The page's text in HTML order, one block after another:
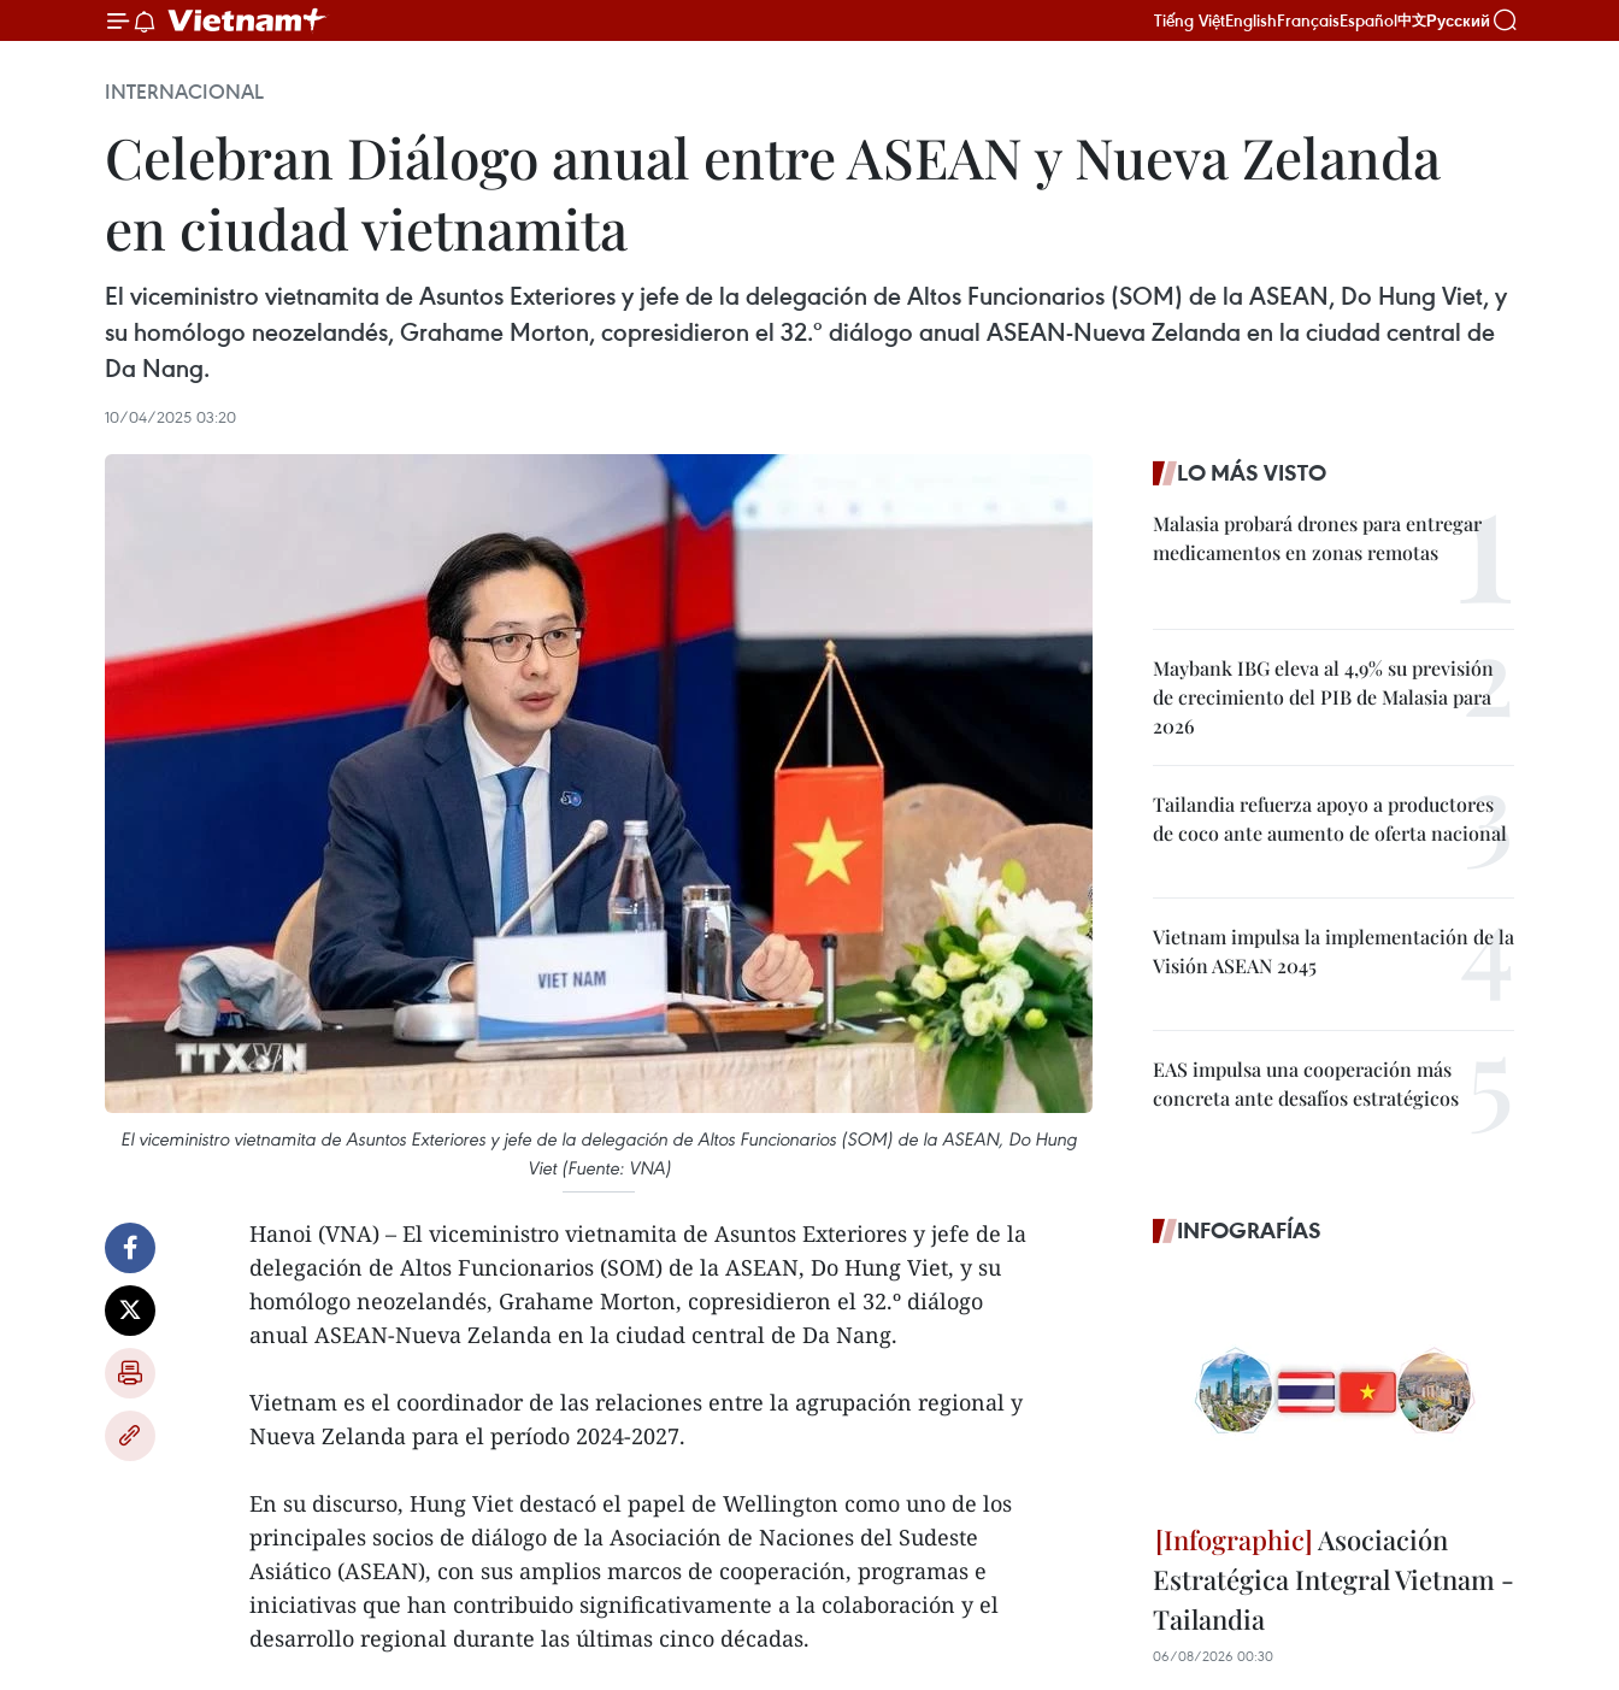
Tiếng ViệtEnglishFrançaisEspañol中文Русский
INTERNACIONAL
Celebran Diálogo anual entre ASEAN y Nueva Zelanda
en ciudad vietnamita
El viceministro vietnamita de Asuntos Exteriores y jefe de la delegación de Altos Funcionarios (SOM) de la ASEAN, Do Hung Viet, y
su homólogo neozelandés, Grahame Morton, copresidieron el 32.º diálogo anual ASEAN-Nueva Zelanda en la ciudad central de
Da Nang.
10/04/2025 03:20
El viceministro vietnamita de Asuntos Exteriores y jefe de la delegación de Altos Funcionarios (SOM) de la ASEAN, Do Hung
Viet (Fuente: VNA)
Hanoi (VNA) – El viceministro vietnamita de Asuntos Exteriores y jefe de la
delegación de Altos Funcionarios (SOM) de la ASEAN, Do Hung Viet, y su
homólogo neozelandés, Grahame Morton, copresidieron el 32.º diálogo
anual ASEAN-Nueva Zelanda en la ciudad central de Da Nang.
Vietnam es el coordinador de las relaciones entre la agrupación regional y
Nueva Zelanda para el período 2024-2027.
En su discurso, Hung Viet destacó el papel de Wellington como uno de los
principales socios de diálogo de la Asociación de Naciones del Sudeste
Asiático (ASEAN), con sus amplios marcos de cooperación, programas e
iniciativas que han contribuido significativamente a la colaboración y el
desarrollo regional durante las últimas cinco décadas.
LO MÁS VISTO
Malasia probará drones para entregar
medicamentos en zonas remotas
Maybank IBG eleva al 4,9% su previsión
de crecimiento del PIB de Malasia para
2026
Tailandia refuerza apoyo a productores
de coco ante aumento de oferta nacional
Vietnam impulsa la implementación de la
Visión ASEAN 2045
EAS impulsa una cooperación más
concreta ante desafíos estratégicos
INFOGRAFÍAS
Asociación
Estratégica Integral Vietnam -
Tailandia
06/08/2026 00:30